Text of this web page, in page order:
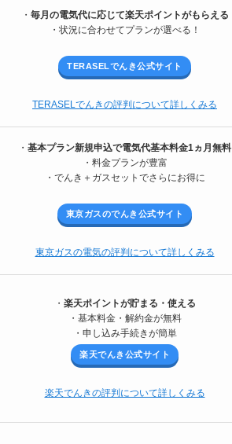
・ 毎月の電気代に応じて楽天ポイントがもらえる
・状況に合わせてプランが選べる！
TERASELでんき公式サイト
TERASELでんきの評判について詳しくみる
・ 基本プラン新規申込で電気代基本料金1ヵ月無料
・料金プランが豊富
・でんき＋ガスセットでさらにお得に
東京ガスのでんき公式サイト
東京ガスの電気の評判について詳しくみる
・ 楽天ポイントが貯まる・使える
・基本料金・解約金が無料
・申し込み手続きが簡単
楽天でんき公式サイト
楽天でんきの評判について詳しくみる